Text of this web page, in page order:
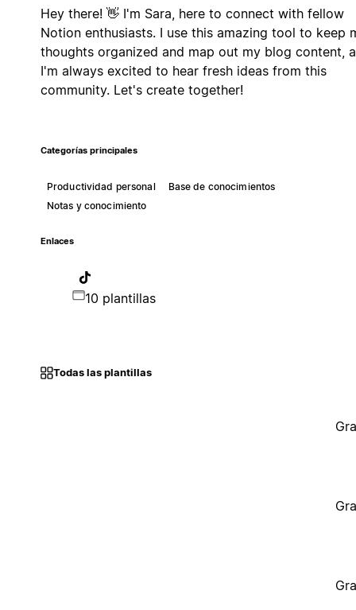
Hey there! 👋 I'm Sara, here to connect with fellow
Notion enthusiasts. I use this amazing tool to keep
thoughts organized and map out my blog content,
I'm always excited to hear fresh ideas from this
community. Let's create together!
Categorías principales
Productividad personal
Base de conocimientos
Notas y conocimiento
Enlaces
10 plantillas
Todas las plantillas